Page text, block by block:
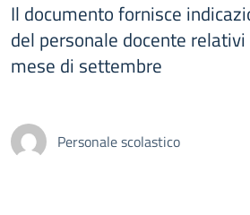
Il documento fornisce
del personale docente
mese di settembre
Personale scolastico